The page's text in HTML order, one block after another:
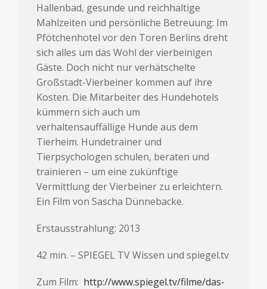
Hallenbad, gesunde und reichhaltige
Mahlzeiten und persönliche Betreuung: Im
Pfötchenhotel vor den Toren Berlins dreht
sich alles um das Wohl der vierbeinigen
Gäste. Doch nicht nur verhätschelte
Großstadt-Vierbeiner kommen auf ihre
Kosten. Die Mitarbeiter des Hundehotels
kümmern sich auch um
verhaltensauffällige Hunde aus dem
Tierheim. Hundetrainer und
Tierpsychologen schulen, beraten und
trainieren – um eine zukünftige
Vermittlung der Vierbeiner zu erleichtern.
Ein Film von Sascha Dünnebacke.
Erstausstrahlung: 2013
42 min. – SPIEGEL TV Wissen und spiegel.tv
Zum Film: http://www.spiegel.tv/filme/das-